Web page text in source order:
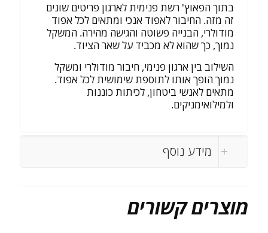
בתוך הפאוץ' רשת פנימית לארגון פריטים שונים
זה מזה. החיבור לאפוד אנכי ומתאים לכל אפוד
מודולרי, הבנייה פשוטה והגישה מהירה. המשקל
נמוך, כך שהוא לא מכביד על שאר הציוד.
השילוב בין ארגון פנימי, חיבור מודולרי ומשקל
נמוך הופך אותו לתוספת שימושית לכל אפוד.
מתאים לאנשי ביטחון, לכיתות כוננות
ולמילואימניקים.
מידע נוסף
מוצרים קשורים